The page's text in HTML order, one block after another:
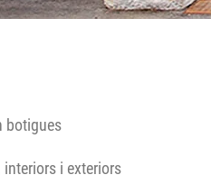
botigues
i exteriors